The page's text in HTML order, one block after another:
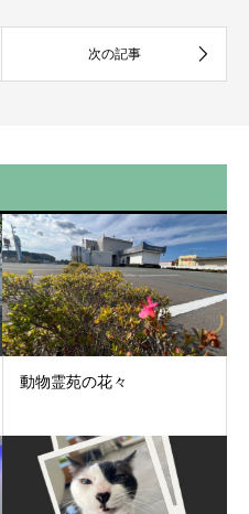
動物霊苑の花々